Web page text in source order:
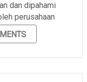
dan dipahami
perusahaan